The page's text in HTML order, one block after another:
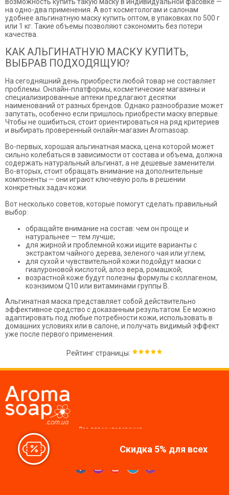
на одно-два применения. А вот косметологам и салонам
удобнее альгинатную маску купить оптом, в упаковках по 500 г
или 1 кг. Такие объемы позволяют сэкономить без потери
качества.
КАК АЛЬГИНАТНУЮ МАСКУ КУПИТЬ,
ВЫБРАВ ПОДХОДЯЩУЮ?
На сегодняшний день приобрести любой товар не составляет
проблемы. Онлайн-платформы, косметические магазины и
специализированные аптеки предлагают десятки
наименований от разных брендов. Однако разнообразие может
запутать, особенно если пришлось приобрести маску впервые.
Чтобы не ошибиться, стоит ориентироваться на ряд критериев
и выбирать проверенный онлайн-магазин Aromasoap.
Во-первых, хорошая альгинатная маска, цена которой может
сильно колебаться в зависимости от состава и объема, должна
содержать натуральный альгинат, а не дешевые заменители.
Во-вторых, стоит обращать внимание на дополнительные
компоненты — они играют ключевую роль в решении
конкретных задач кожи.
Вот несколько советов, которые помогут сделать правильный
выбор:
обращайте внимание на состав: чем он проще и
натуральнее — тем лучше;
для жирной и проблемной кожи ищите варианты с
экстрактом чайного дерева, зеленого чая или углем;
для сухой и чувствительной кожи подойдут маски с
гиалуроновой кислотой, алоэ вера, ромашкой;
возрастной коже будут полезны формулы с коллагеном,
коэнзимом Q10 или витаминами группы В.
Альгинатная маска представляет собой действительно
эффективное средство с доказанным результатом. Ее можно
адаптировать под любые потребности кожи, использовать в
домашних условиях или в салоне, и получать видимый эффект
уже после первого применения.
Рейтинг страницы:
Скидка 5% для всех
Все для мыловарения,
Мы в соцсетях: